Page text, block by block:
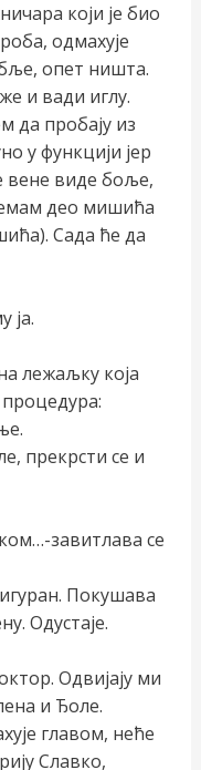
који је био
одмахује
опет ништа.
и вади иглу.
да пробају из
у функцији јер
вене виде боље,
део мишића
Сада ће да
ја.
лежаљку која
прекрсти се и
завитлава се
Покушава
Одустаје.
Одвијају ми
и Ђоле.
главом, неће
Славко,